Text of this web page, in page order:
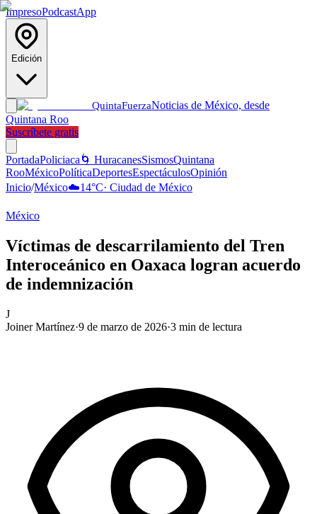
ImpresoPodcastApp
Edición
QuintaFuerzaNoticias de México, desde
Quintana Roo
Suscríbete gratis
PortadaPoliciaca 🌀 HuracanesSismosQuintana
RooMéxicoPolíticaDeportesEspectáculosOpinión
Inicio/México☁️14°C· Ciudad de México
México
Víctimas de descarrilamiento del Tren
Interoceánico en Oaxaca logran acuerdo
de indemnización
J
Joiner Martínez·9 de marzo de 2026·3 min de lectura